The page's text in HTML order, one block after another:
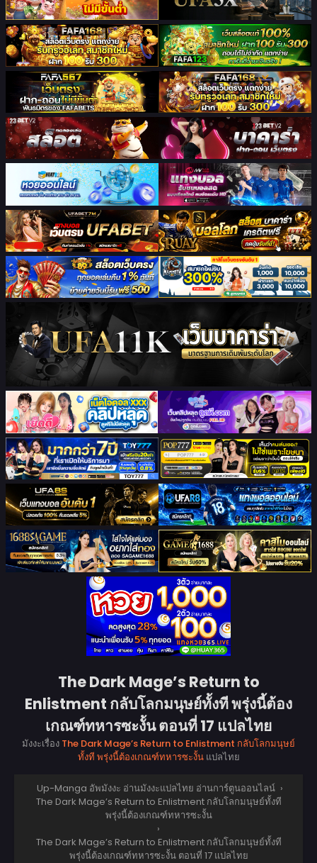
The Dark Mage’s Return to
Enlistment กลับโลกมนุษย์ทั้งที พรุ่งนี้ต้อง
เกณฑ์ทหารซะงั้น ตอนที่ 17 แปลไทย
มังงะเรื่อง The Dark Mage’s Return to Enlistment กลับโลกมนุษย์
ทั้งที พรุ่งนี้ต้องเกณฑ์ทหารซะงั้นแปลไทย
Up-Manga อัพมังงะ อ่านมังงะแปลไทย อ่านการ์ตูนออนไลน์ ›
The Dark Mage’s Return to Enlistment กลับโลกมนุษย์ทั้งที
พรุ่งนี้ต้องเกณฑ์ทหารซะงั้น
›
The Dark Mage’s Return to Enlistment กลับโลกมนุษย์ทั้งที
พรุ่งนี้ต้องเกณฑ์ทหารซะงั้น ตอนที่ 17 แปลไทย